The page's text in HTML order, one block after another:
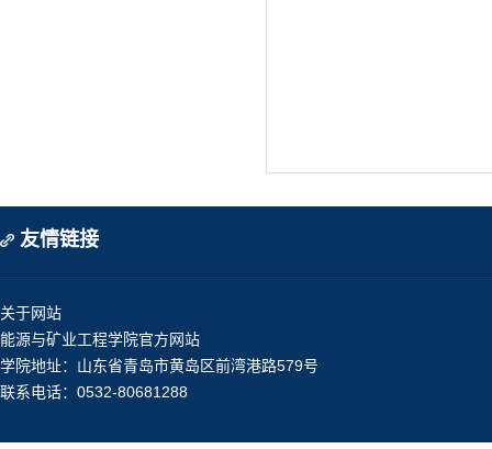
友情链接
关于网站
能源与矿业工程学院官方网站
学院地址：山东省青岛市黄岛区前湾港路579号
联系电话：0532-80681288